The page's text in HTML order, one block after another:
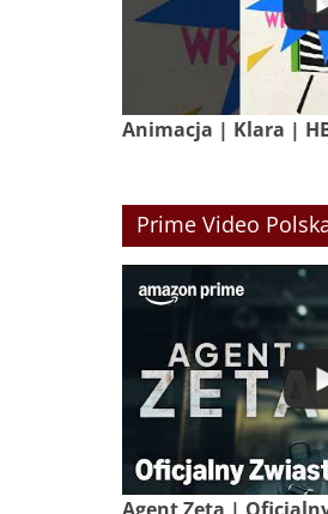
Animacja | Klara |
Prime Video